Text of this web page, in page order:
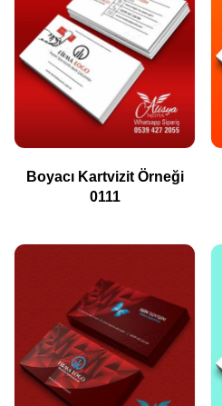
Boyacı Kartvizit Örneği
0111